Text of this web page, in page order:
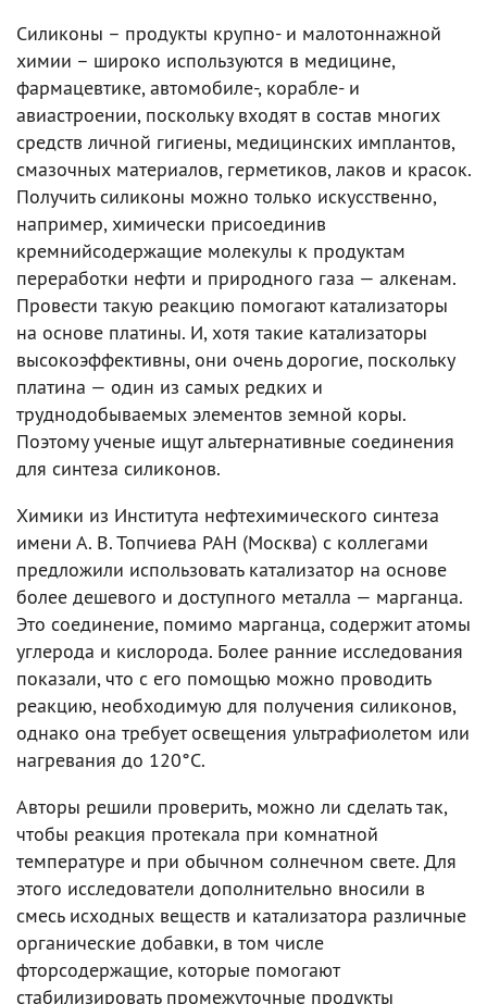
Силиконы – продукты крупно- и малотоннажной
химии – широко используются в медицине,
фармацевтике, автомобиле-, корабле- и
авиастроении, поскольку входят в состав многих
средств личной гигиены, медицинских имплантов,
смазочных материалов, герметиков, лаков и красок.
Получить силиконы можно только искусственно,
например, химически присоединив
кремнийсодержащие молекулы к продуктам
переработки нефти и природного газа — алкенам.
Провести такую реакцию помогают катализаторы
на основе платины. И, хотя такие катализаторы
высокоэффективны, они очень дорогие, поскольку
платина — один из самых редких и
труднодобываемых элементов земной коры.
Поэтому ученые ищут альтернативные соединения
для синтеза силиконов.
Химики из Института нефтехимического синтеза
имени А. В. Топчиева РАН (Москва) с коллегами
предложили использовать катализатор на основе
более дешевого и доступного металла — марганца.
Это соединение, помимо марганца, содержит атомы
углерода и кислорода. Более ранние исследования
показали, что с его помощью можно проводить
реакцию, необходимую для получения силиконов,
однако она требует освещения ультрафиолетом или
нагревания до 120°С.
Авторы решили проверить, можно ли сделать так,
чтобы реакция протекала при комнатной
температуре и при обычном солнечном свете. Для
этого исследователи дополнительно вносили в
смесь исходных веществ и катализатора различные
органические добавки, в том числе
фторсодержащие, которые помогают
стабилизировать промежуточные продукты